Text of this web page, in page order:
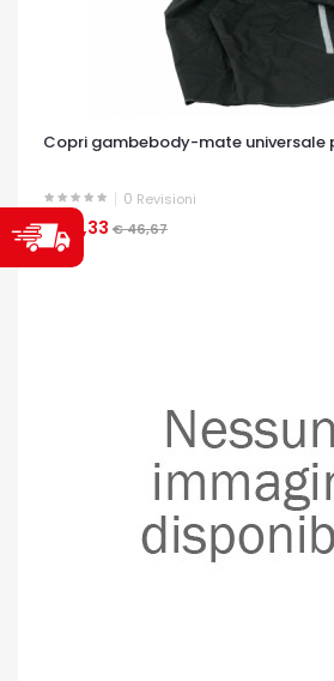
Copri gambebody-mate universale
0 Revisioni
€ 37,33 € 46,67
OCCHIATA VELOCE